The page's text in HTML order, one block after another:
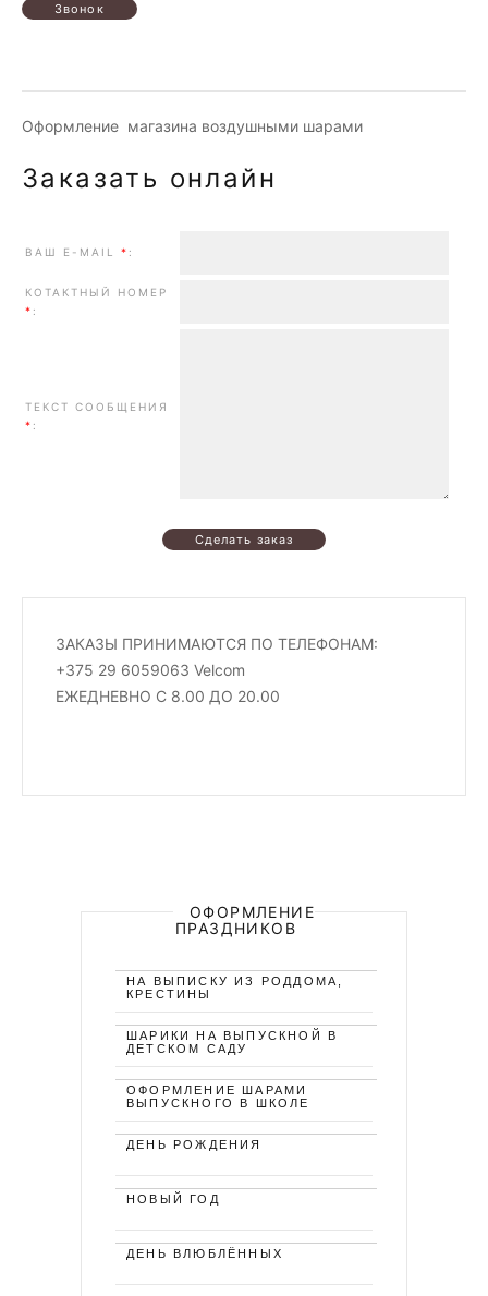
Оформление магазина воздушными шарами
Заказать онлайн
ВАШ E-MAIL * :
КОТАКТНЫЙ НОМЕР
* :
ТЕКСТ СООБЩЕНИЯ
* :
ЗАКАЗЫ ПРИНИМАЮТСЯ ПО ТЕЛЕФОНАМ:
+375 29 6059063 Velcom
ЕЖЕДНЕВНО С 8.00 ДО 20.00
ОФОРМЛЕНИЕ
ПРАЗДНИКОВ
НА ВЫПИСКУ ИЗ РОДДОМА,
КРЕСТИНЫ
ШАРИКИ НА ВЫПУСКНОЙ В
ДЕТСКОМ САДУ
ОФОРМЛЕНИЕ ШАРАМИ
ВЫПУСКНОГО В ШКОЛЕ
ДЕНЬ РОЖДЕНИЯ
НОВЫЙ ГОД
ДЕНЬ ВЛЮБЛЁННЫХ